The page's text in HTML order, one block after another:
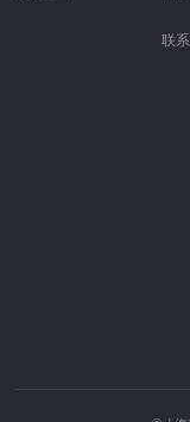
联